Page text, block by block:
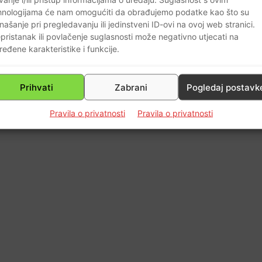
će nam omogućiti da obrađujemo podatke kao što su
pri pregledavanju ili jedinstveni ID-ovi na ovoj web stranici.
ili povlačenje suglasnosti može negativno utjecati na
karakteristike i funkcije.
Prihvati Zabrani Pogledaj
Pravila o privatnosti Pravila o privatnosti
0